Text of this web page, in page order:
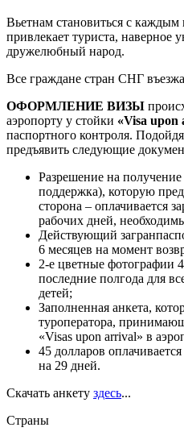
Вьетнам становиться с каждым
привлекает туриста, наверное
дружелюбный народ.
Все граждане стран СНГ
ОФОРМЛЕНИЕ ВИЗЫ
аэропорту у стойки «Visa upon
паспортного контроля.
предъявить следующие
Разрешение на
поддержка), которую
сторона – оплачивается
рабочих дней,
Действующий
6 месяцев на момент
2-е цветные фотографии
последние полгода для
детей;
Заполненная анкета,
туроператора,
«Visas upon arrival» в
45 долларов
на 29 дней.
Скачать анкету здесь...
Страны